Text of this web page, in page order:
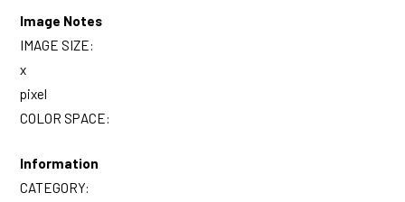
Image Notes
IMAGE SIZE:
x
pixel
COLOR SPACE:
Information
CATEGORY: